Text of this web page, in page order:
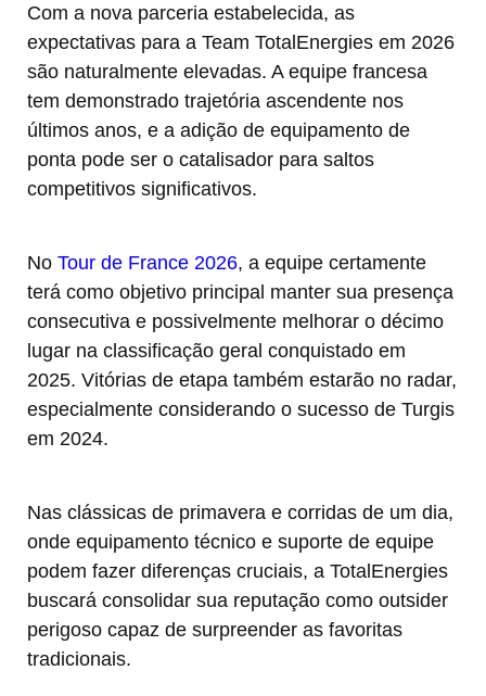
Com a nova parceria estabelecida, as
expectativas para a Team TotalEnergies em 2026
são naturalmente elevadas. A equipe francesa
tem demonstrado trajetória ascendente nos
últimos anos, e a adição de equipamento de
ponta pode ser o catalisador para saltos
competitivos significativos.
No Tour de France 2026, a equipe certamente
terá como objetivo principal manter sua presença
consecutiva e possivelmente melhorar o décimo
lugar na classificação geral conquistado em
2025. Vitórias de etapa também estarão no radar,
especialmente considerando o sucesso de Turgis
em 2024.
Nas clássicas de primavera e corridas de um dia,
onde equipamento técnico e suporte de equipe
podem fazer diferenças cruciais, a TotalEnergies
buscará consolidar sua reputação como outsider
perigoso capaz de surpreender as favoritas
tradicionais.